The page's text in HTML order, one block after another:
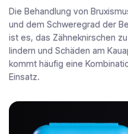
Die Behandlung von
und dem Schweregrad der
ist es, das Zähneknirschen
lindern und Schäden am
kommt häufig eine
Einsatz.